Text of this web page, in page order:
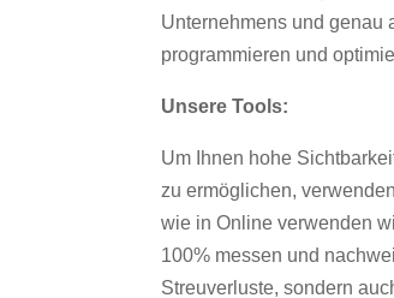
Unternehmens und genau
programmieren und
Unsere Tools:
Um Ihnen hohe
zu ermöglichen,
wie in Online verwenden
100% messen und
Streuverluste, sondern